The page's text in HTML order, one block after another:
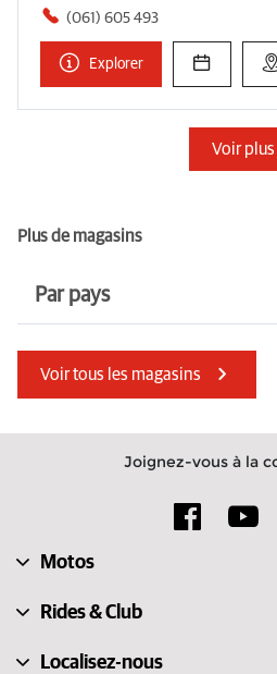
(061) 605 493
Explorer
Voir plus
Plus de magasins
Par pays
Italie
Albanie
Lituanie
Voir tous les magasins
Joignez-vous à la
Motos
Rides & Club
Localisez-nous